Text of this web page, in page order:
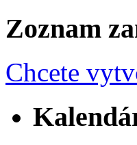
Zoznam
Chcete